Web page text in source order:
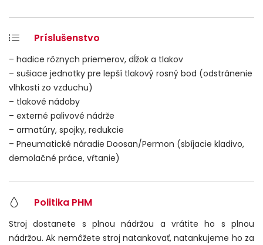
Príslušenstvo
– hadice rôznych priemerov, dĺžok a tlakov
– sušiace jednotky pre lepší tlakový rosný bod (odstránenie
vlhkosti zo vzduchu)
– tlakové nádoby
– externé palivové nádrže
– armatúry, spojky, redukcie
– Pneumatické náradie Doosan/Permon (sbíjacie kladivo,
demolačné práce, vŕtanie)
Politika PHM
Stroj dostanete s plnou nádržou a vrátite ho s plnou
nádržou. Ak nemôžete stroj natankovať, natankujeme ho za